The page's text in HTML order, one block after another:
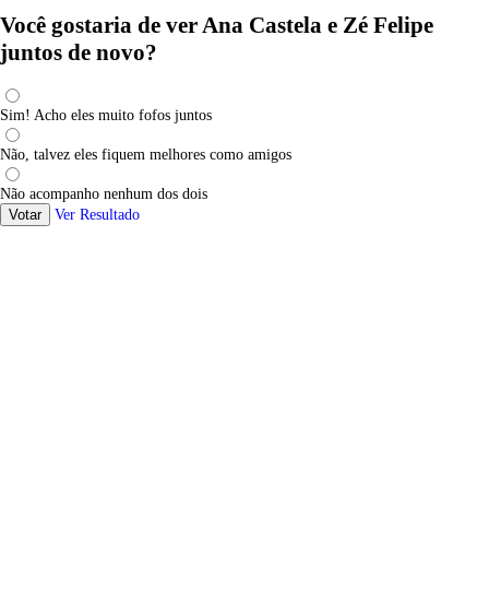
Você gostaria de ver Ana Castela e Zé Felipe
juntos de novo?
Sim! Acho eles muito fofos juntos
Não, talvez eles fiquem melhores como amigos
Não acompanho nenhum dos dois
Votar
Ver Resultado